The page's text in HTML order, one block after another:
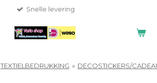
Snelle levering
TEXTIELBEDRUKKING » DECOSTICKERS/